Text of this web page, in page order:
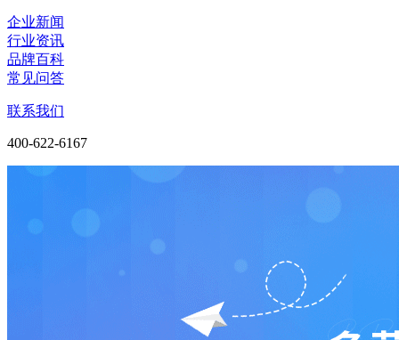
企业新闻
行业资讯
品牌百科
常见问答
联系我们
400-622-6167